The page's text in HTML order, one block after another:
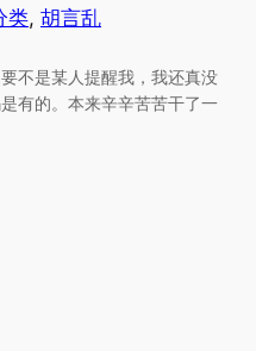
类, 胡言乱
不是某人提醒我，我还真没
有的。本来辛辛苦苦干了一